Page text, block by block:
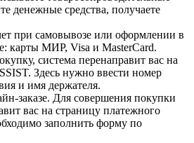
денежные средства, получаете
при самовывозе или оформлении в
карты МИР, Visa и MasterCard.
система перенаправит вас на
Здесь нужно ввести номер
и имя держателя.
заказе. Для совершения покупки
вас на страницу платежного
заполнить форму по